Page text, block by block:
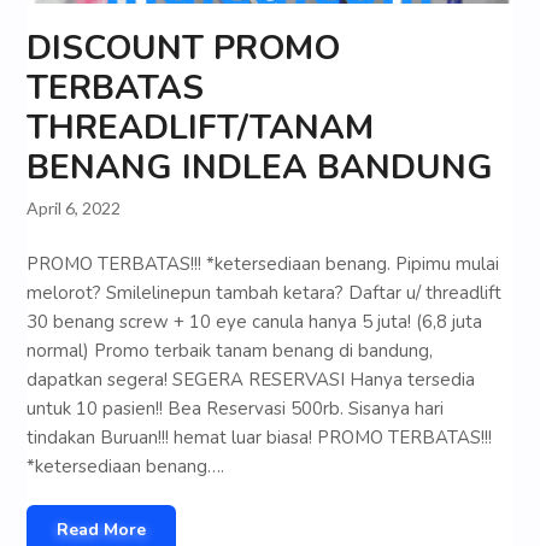
DISCOUNT PROMO
TERBATAS
THREADLIFT/TANAM
BENANG INDLEA BANDUNG
April 6, 2022
PROMO TERBATAS!!! *ketersediaan benang. Pipimu mulai
melorot? Smilelinepun tambah ketara? Daftar u/ threadlift
30 benang screw + 10 eye canula hanya 5 juta! (6,8 juta
normal) Promo terbaik tanam benang di bandung,
dapatkan segera! SEGERA RESERVASI Hanya tersedia
untuk 10 pasien!! Bea Reservasi 500rb. Sisanya hari
tindakan Buruan!!! hemat luar biasa! PROMO TERBATAS!!!
*ketersediaan benang….
Read More